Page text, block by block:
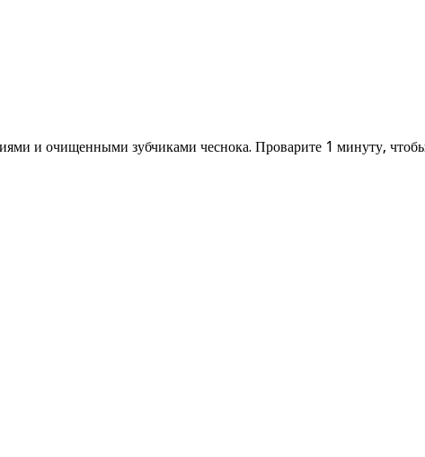
и очищенными зубчиками чеснока. Проварите 1 минуту, чтобы